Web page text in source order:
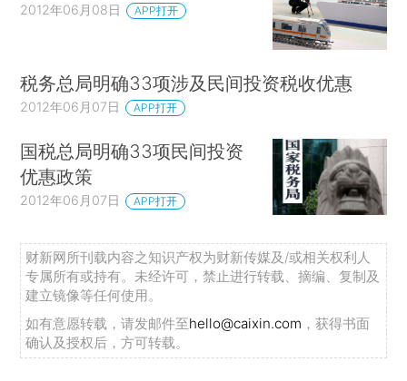
2012年06月08日 APP打开
税务总局明确33项涉及民间投资税收优惠
2012年06月07日 APP打开
国税总局明确33项民间投资
优惠政策
2012年06月07日 APP打开
财新网所刊载内容之知识产权为财新传媒及/或相关权利人
专属所有或持有。未经许可，禁止进行转载、摘编、复制及
建立镜像等任何使用。
如有意愿转载，请发邮件至hello@caixin.com ，获得书面
确认及授权后，方可转载。